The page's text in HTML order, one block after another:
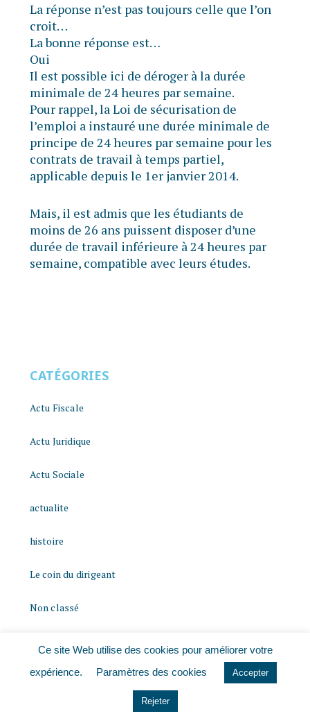
La réponse n’est pas toujours celle que l’on
croit…
La bonne réponse est…
Oui
Il est possible ici de déroger à la durée
minimale de 24 heures par semaine.
Pour rappel, la Loi de sécurisation de
l’emploi a instauré une durée minimale de
principe de 24 heures par semaine pour les
contrats de travail à temps partiel,
applicable depuis le 1er janvier 2014.
Mais, il est admis que les étudiants de
moins de 26 ans puissent disposer d’une
durée de travail inférieure à 24 heures par
semaine, compatible avec leurs études.
CATÉGORIES
Actu Fiscale
Actu Juridique
Actu Sociale
actualite
histoire
Le coin du dirigeant
Non classé
Ce site Web utilise des cookies pour améliorer votre
expérience.
Paramètres des cookies Accepter
Rejeter